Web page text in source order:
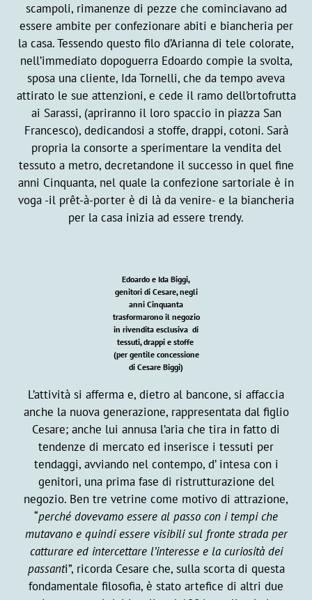
scampoli, rimanenze di pezze che cominciavano ad
essere ambite per confezionare abiti e biancheria per
la casa. Tessendo questo filo d’Arianna di tele colorate,
nell’immediato dopoguerra Edoardo compie la svolta,
sposa una cliente, Ida Tornelli, che da tempo aveva
attirato le sue attenzioni, e cede il ramo dell’ortofrutta
ai Sarassi, (apriranno il loro spaccio in piazza San
Francesco), dedicandosi a stoffe, drappi, cotoni. Sarà
propria la consorte a sperimentare la vendita del
tessuto a metro, decretandone il successo in quel fine
anni Cinquanta, nel quale la confezione sartoriale è in
voga -il prêt-à-porter è di là da venire- e la biancheria
per la casa inizia ad essere trendy.
Edoardo e Ida Biggi,
genitori di Cesare, negli
anni Cinquanta
trasformarono il negozio
in rivendita esclusiva di
tessuti, drappi e stoffe
(per gentile concessione
di Cesare Biggi)
L’attività si afferma e, dietro al bancone, si affaccia
anche la nuova generazione, rappresentata dal figlio
Cesare; anche lui annusa l’aria che tira in fatto di
tendenze di mercato ed inserisce i tessuti per
tendaggi, avviando nel contempo, d’ intesa con i
genitori, una prima fase di ristrutturazione del
negozio. Ben tre vetrine come motivo di attrazione,
“perché dovevamo essere al passo con i tempi che
mutavano e quindi essere visibili sul fronte strada per
catturare ed intercettare l’interesse e la curiosità dei
passanti”, ricorda Cesare che, sulla scorta di questa
fondamentale filosofia, è stato artefice di altri due